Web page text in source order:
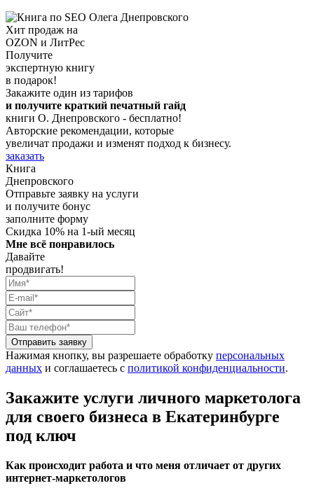
Хит продаж на
OZON и ЛитРес
Получите
экспертную книгу
в подарок!
Закажите один из тарифов
и получите краткий печатный гайд
книги О. Днепровского - бесплатно!
Авторские рекомендации, которые
увеличат продажи и изменят подход к бизнесу.
заказать
Книга
Днепровского
Отправьте заявку на услуги
и получите бонус
заполните форму
Скидка 10% на 1-ый месяц
Мне всё понравилось
Давайте
продвигать!
Отправить заявку
Нажимая кнопку, вы разрешаете обработку персональных
данных и соглашаетесь с политикой конфиденциальности.
Закажите услуги личного маркетолога
для своего бизнеса в Екатеринбурге
под ключ
Как происходит работа и что меня отличает от других
интернет-маркетологов